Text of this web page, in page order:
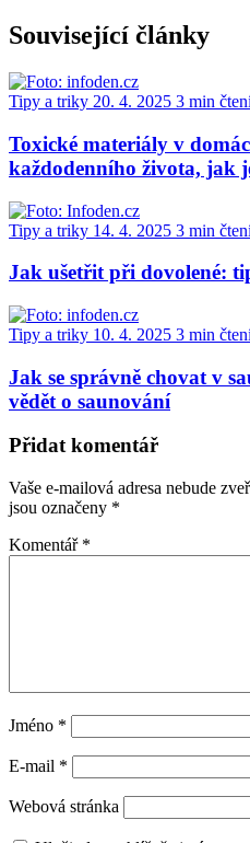
Související články
Tipy a triky 20. 4. 2025 3 min
Toxické materiály v
každodenního života, jak
Tipy a triky 14. 4. 2025 3 min
Jak ušetřit při dovolené:
Tipy a triky 10. 4. 2025 3 min
Jak se správně chovat v
vědět o saunování
Přidat komentář
Vaše e-mailová adresa nebude
jsou označeny *
Komentář *
Jméno *
E-mail *
Webová stránka